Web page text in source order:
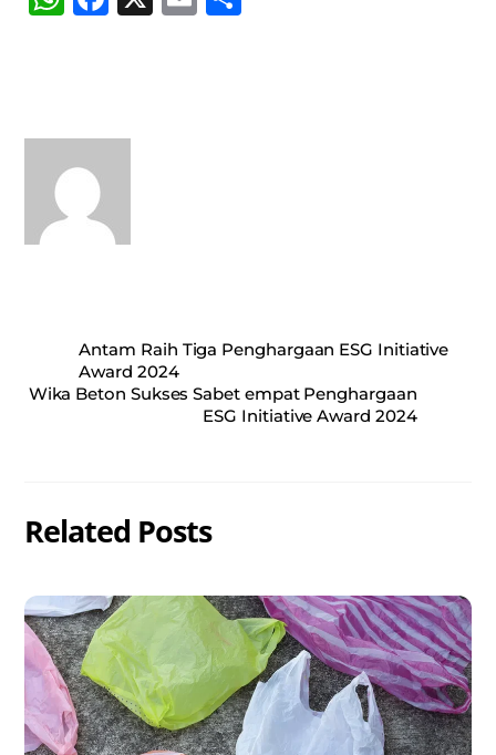
pp
Antam Raih Tiga Penghargaan ESG Initiative
Award 2024
Wika Beton Sukses Sabet empat Penghargaan
ESG Initiative Award 2024
Related Posts